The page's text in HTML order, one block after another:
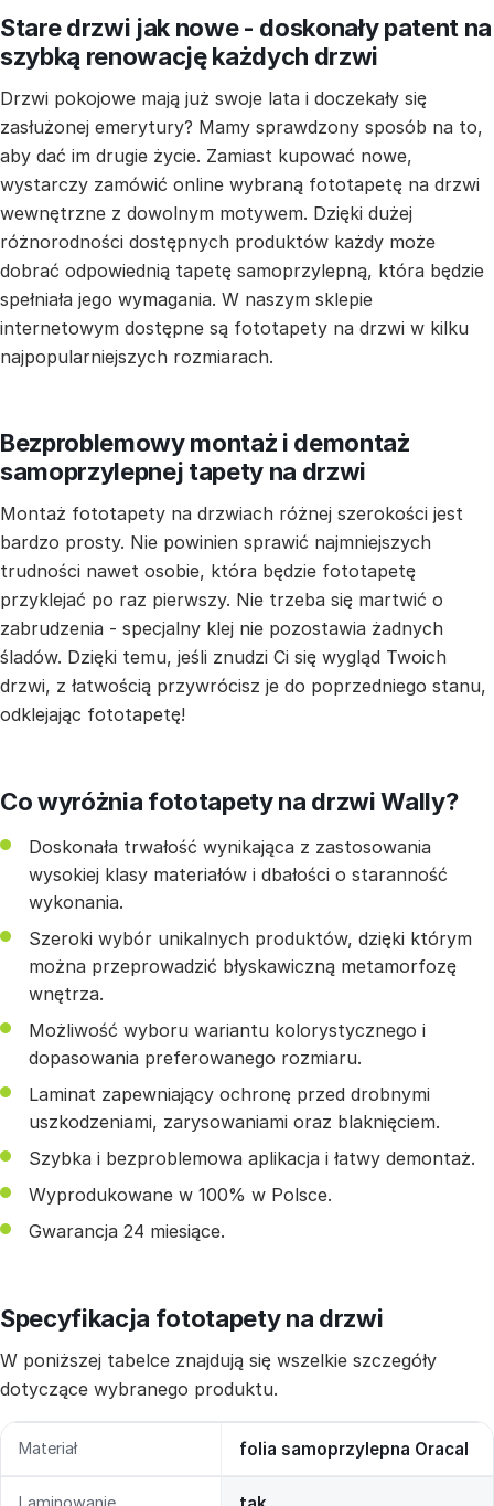
Stare drzwi jak nowe - doskonały patent na
szybką renowację każdych drzwi
Drzwi pokojowe mają już swoje lata i doczekały się
zasłużonej emerytury? Mamy sprawdzony sposób na to,
aby dać im drugie życie. Zamiast kupować nowe,
wystarczy zamówić online wybraną fototapetę na drzwi
wewnętrzne z dowolnym motywem. Dzięki dużej
różnorodności dostępnych produktów każdy może
dobrać odpowiednią tapetę samoprzylepną, która będzie
spełniała jego wymagania. W naszym sklepie
internetowym dostępne są fototapety na drzwi w kilku
najpopularniejszych rozmiarach.
Bezproblemowy montaż i demontaż
samoprzylepnej tapety na drzwi
Montaż fototapety na drzwiach różnej szerokości jest
bardzo prosty. Nie powinien sprawić najmniejszych
trudności nawet osobie, która będzie fototapetę
przyklejać po raz pierwszy. Nie trzeba się martwić o
zabrudzenia - specjalny klej nie pozostawia żadnych
śladów. Dzięki temu, jeśli znudzi Ci się wygląd Twoich
drzwi, z łatwością przywrócisz je do poprzedniego stanu,
odklejając fototapetę!
Co wyróżnia fototapety na drzwi Wally?
Doskonała trwałość wynikająca z zastosowania
wysokiej klasy materiałów i dbałości o staranność
wykonania.
Szeroki wybór unikalnych produktów, dzięki którym
można przeprowadzić błyskawiczną metamorfozę
wnętrza.
Możliwość wyboru wariantu kolorystycznego i
dopasowania preferowanego rozmiaru.
Laminat zapewniający ochronę przed drobnymi
uszkodzeniami, zarysowaniami oraz blaknięciem.
Szybka i bezproblemowa aplikacja i łatwy demontaż.
Wyprodukowane w 100% w Polsce.
Gwarancja 24 miesiące.
Specyfikacja fototapety na drzwi
W poniższej tabelce znajdują się wszelkie szczegóły
dotyczące wybranego produktu.
Materiał folia samoprzylepna Oracal
Laminowanie